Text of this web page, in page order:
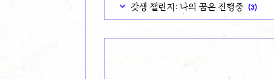
갓생 챌린지: 나의 꿈은 진행중 (3)